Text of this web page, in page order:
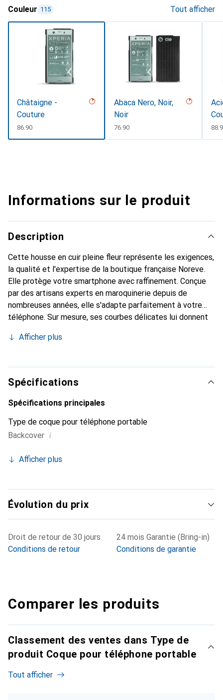
Couleur 115 Tout afficher
Châtaigne -
Couture
CHF
86.90
Abaca Nero, Noir,
Noir
CHF
76.90 CHF
Informations sur le produit
Description
Cette housse en cuir pleine fleur représente les exigences,
la qualité et l'expertise de la boutique française Noreve.
Elle protège votre smartphone avec raffinement. Conçue
par des artisans experts en maroquinerie depuis de
nombreuses années, elle s'adapte parfaitement à votre
téléphone. Sur mesure, ses courbes délicates lui donnent
et indispensable pour votre smartphone. Reconnu
marque Noreve est un choix sûr pour une clientèle
exigeante.
Afficher plus
Spécifications
Spécifications principales
Type de coque pour téléphone portable
Backcover i
Afficher plus
Évolution du prix
Droit de retour de 30 jours
Conditions de retour
24 mois Garantie (Bring-in)
Conditions de garantie
Comparer les produits
Classement des ventes dans Type de
produit Coque pour téléphone portable
Tout afficher